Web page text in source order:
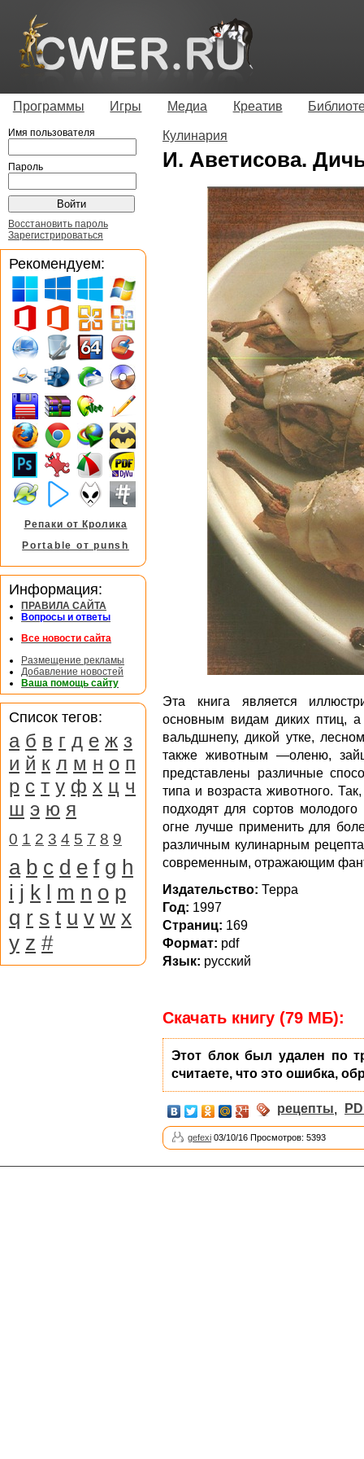
Программы Игры Медиа Креатив
Кулинария
И. Аветисова.
Эта книга является
основным видам диких птиц, а
вальдшнепу, дикой утке,
также животным —оленю,
представлены различные
типа и возраста животного.
подходят для сортов
огне лучше применить для
различным кулинарным
современным, отражающим
Издательство: Терра
Год: 1997
Cтраниц: 169
Формат: pdf
Язык: русский
Скачать книгу (79 МБ):
Этот блок был удален по
считаете, что это ошибка,
рецепты,
gefexi 03/10/16 Просмотров: 5393
Имя пользователя
Пароль
Восстановить пароль
Зарегистрироваться
Рекомендуем:
Репаки от Кролика
Portable от punsh
Информация:
ПРАВИЛА САЙТА
Вопросы и ответы
Все новости сайта
Размещение рекламы
Добавление новостей
Ваша помощь сайту
Список тегов:
а б в г д е ж з
и й к л м н о п
р с т у ф х ц ч
ш э ю я
0 1 2 3 4 5 7 8 9
a b c d e f g h
i j k l m n o p
q r s t u v w x
y z #